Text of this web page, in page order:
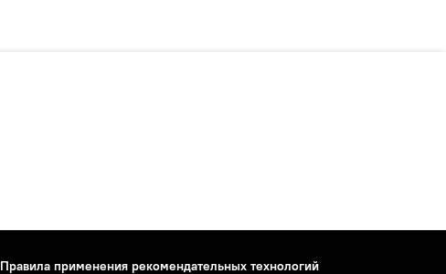
Правила применения рекомендательных технологий